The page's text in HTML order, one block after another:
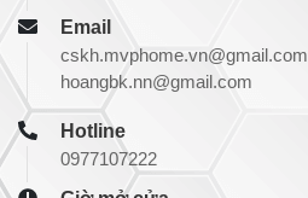
Email
cskh.mvphome.vn@gmail.com
hoangbk.nn@gmail.com
Hotline
0977107222